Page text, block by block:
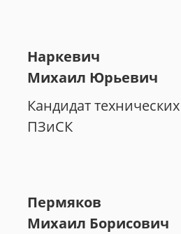
Наркевич
Михаил Юрьевич
Кандидат
ПЗиСК
Пермяков
Михаил Борисович